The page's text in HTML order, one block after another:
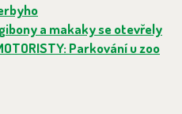
a makaky se otevřely
Parkování u zoo